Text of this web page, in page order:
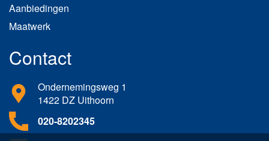
Aanbiedingen
Maatwerk
Contact
Ondernemingsweg 1
1422 DZ Uithoorn
020-8202345